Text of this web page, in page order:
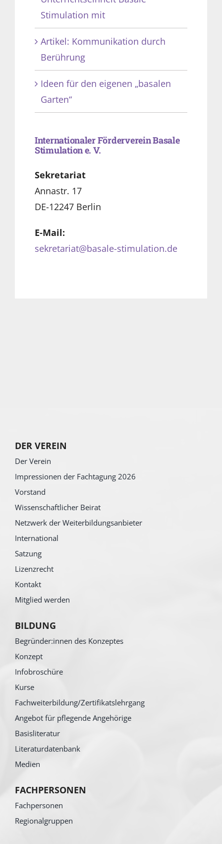
Stimulation mit
Artikel: Kommunikation durch
Berührung
Ideen für den eigenen „basalen
Garten“
Internationaler Förderverein Basale
Stimulation e. V.
Sekretariat
Annastr. 17
DE-12247 Berlin
E-Mail:
sekretariat@basale-stimulation.de
DER VEREIN
Der Verein
Impressionen der Fachtagung 2026
Vorstand
Wissenschaftlicher Beirat
Netzwerk der Weiterbildungsanbieter
International
Satzung
Lizenzrecht
Kontakt
Mitglied werden
BILDUNG
Begründer:innen des Konzeptes
Konzept
Infobroschüre
Kurse
Fachweiterbildung/Zertifikatslehrgang
Angebot für pflegende Angehörige
Basisliteratur
Literaturdatenbank
Medien
FACHPERSONEN
Fachpersonen
Regionalgruppen